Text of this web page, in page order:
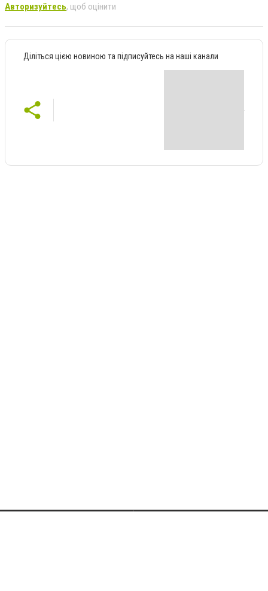
Авторизуйтесь, щоб оцінити
Діліться цією новиною та підписуйтесь на наші канали